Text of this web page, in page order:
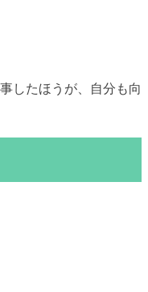
したほうが、自分も向